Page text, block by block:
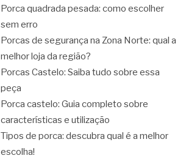
Porca quadrada pesada: como escolher
sem erro
Porcas de segurança na Zona Norte: qual a
melhor loja da região?
Porcas Castelo: Saiba tudo sobre essa
peça
Porca castelo: Guia completo sobre
características e utilização
Tipos de porca: descubra qual é a melhor
escolha!